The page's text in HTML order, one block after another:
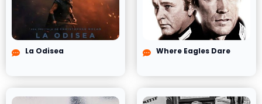
La Odisea Where Eagles Dare